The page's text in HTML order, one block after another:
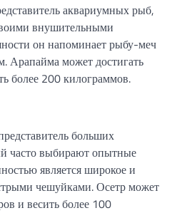
аквариумных рыб,
внушительными
он напоминает рыбу-меч
Арапайма может достигать
более 200 килограммов.
больших
часто выбирают опытные
является широкое и
чешуйками. Осетр может
и весить более 100